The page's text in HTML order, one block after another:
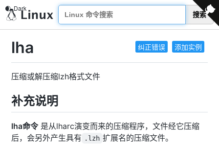
搜索
纠正错误 添加实例
lha
压缩或解压缩lzh格式文件
补充说明
lha命令是从lharc演变而来的压缩程序，文件经它压缩
后，会另外产生具有 .lzh 扩展名的压缩文件。